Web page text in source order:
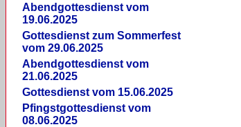
Abendgottesdienst vom
19.06.2025
Gottesdienst zum Sommerfest
vom 29.06.2025
Abendgottesdienst vom
21.06.2025
Gottesdienst vom 15.06.2025
Pfingstgottesdienst vom
08.06.2025